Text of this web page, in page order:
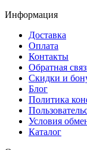
Информация
Доставка
Оплата
Контакты
Обратная
Скидки и
Блог
Политика
Условия
Каталог